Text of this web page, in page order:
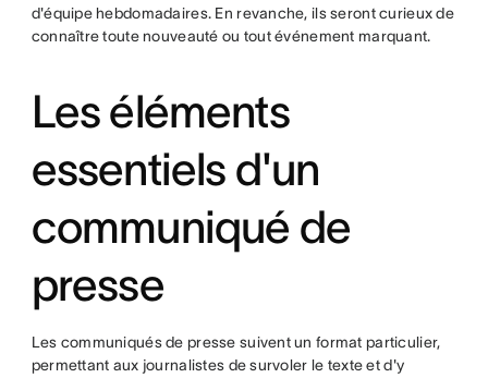
d'équipe hebdomadaires. En revanche, ils seront curieux de
connaître toute nouveauté ou tout événement marquant.
Les éléments
essentiels d'un
communiqué de
presse
Les communiqués de presse suivent un format particulier,
permettant aux journalistes de survoler le texte et d'y